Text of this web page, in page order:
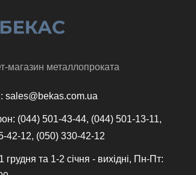
магазин металлопроката
sales@bekas.com.ua
(044) 501-43-44, (044) 501-13-11,
42-12, (050) 330-42-12
грудня та 1-2 січня - вихідні, Пн-Пт: